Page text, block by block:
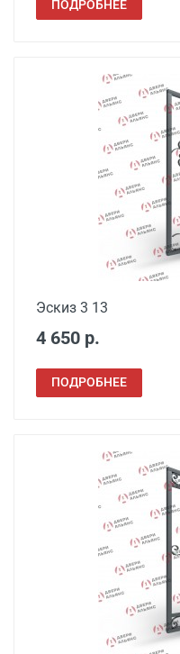
ПОДРОБНЕЕ
Эскиз 3 13
4 650 р.
ПОДРОБНЕЕ